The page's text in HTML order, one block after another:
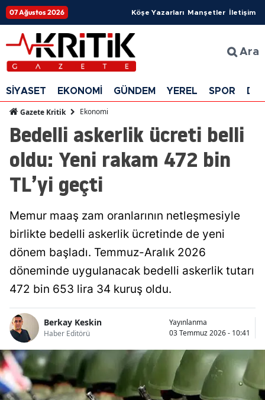
07 Ağustos 2026 Köşe Yazarları Manşetler İletişim
Ara
SİYASET EKONOMİ GÜNDEM YEREL SPOR
Gazete Kritik Ekonomi
Bedelli askerlik ücreti belli
oldu: Yeni rakam 472 bin
TL’yi geçti
Memur maaş zam oranlarının netleşmesiyle
birlikte bedelli askerlik ücretinde de yeni
dönem başladı. Temmuz-Aralık 2026
döneminde uygulanacak bedelli askerlik tutarı
472 bin 653 lira 34 kuruş oldu.
Berkay Keskin
Haber Editörü
Yayınlanma
03 Temmuz 2026 - 10:41